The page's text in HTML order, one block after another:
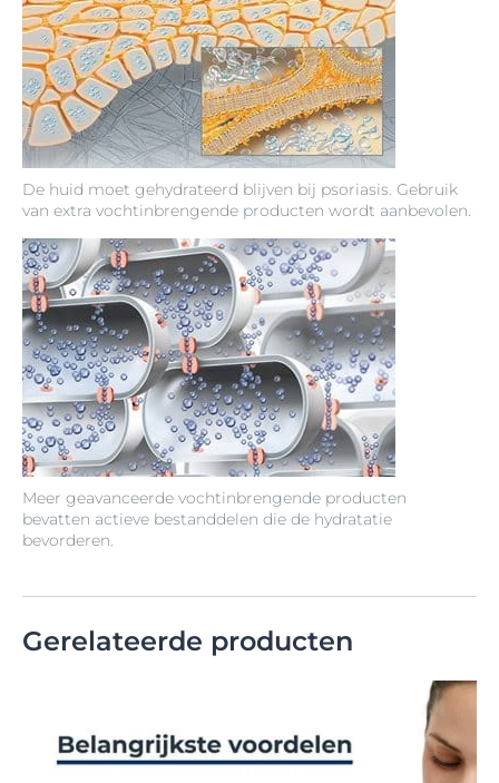
De huid moet gehydrateerd blijven bij psoriasis. Gebruik
van extra vochtinbrengende producten wordt aanbevolen.
Meer geavanceerde vochtinbrengende producten
bevatten actieve bestanddelen die de hydratatie
bevorderen.
Gerelateerde producten